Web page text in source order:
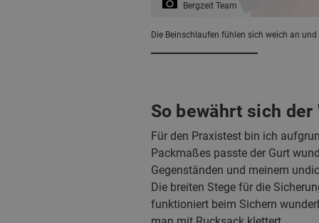
Bergzeit Team
Die Beinschlaufen fühlen sich weich an
So bewährt sich
Für den Praxistest bin ich
Packmaßes passte der Gurt
Gegenständen und meinem
Die breiten Stege für die
funktioniert beim Sichern